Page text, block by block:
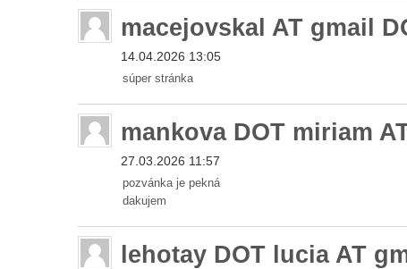
macejovskal AT gmail
14.04.2026 13:05
súper stránka
mankova DOT miriam
27.03.2026 11:57
pozvánka je pekná
dakujem
lehotay DOT lucia AT